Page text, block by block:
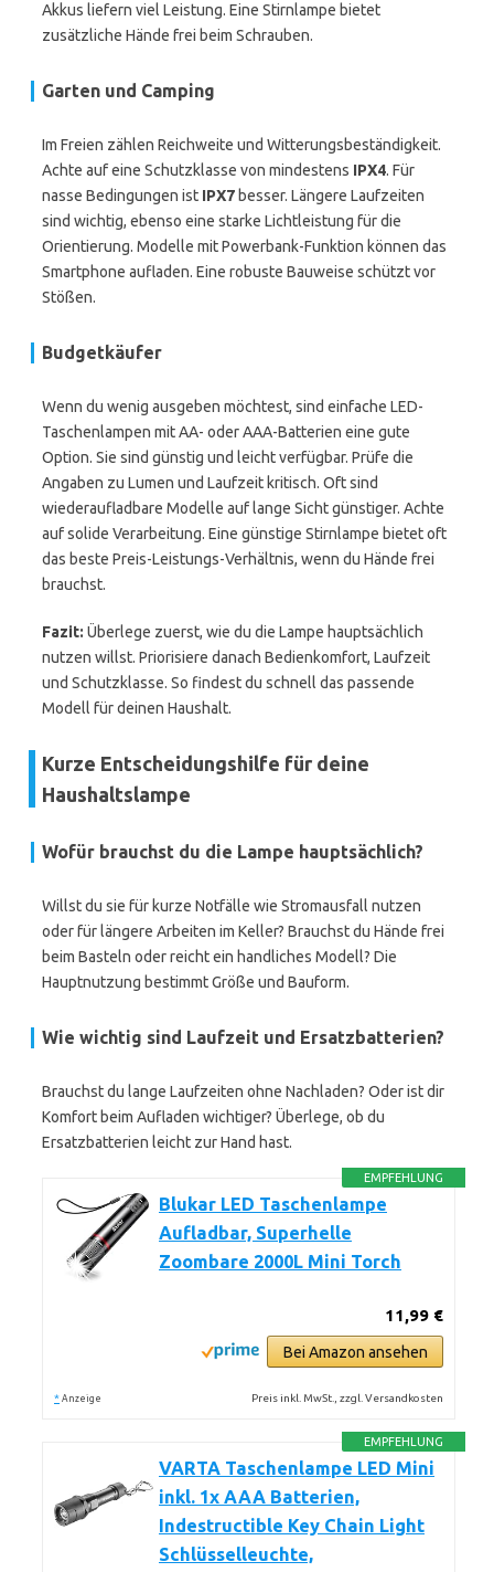
Akkus liefern viel Leistung. Eine Stirnlampe bietet
zusätzliche Hände frei beim Schrauben.
Garten und Camping
Im Freien zählen Reichweite und Witterungsbeständigkeit.
Achte auf eine Schutzklasse von mindestens IPX4. Für
nasse Bedingungen ist IPX7 besser. Längere Laufzeiten
sind wichtig, ebenso eine starke Lichtleistung für die
Orientierung. Modelle mit Powerbank-Funktion können das
Smartphone aufladen. Eine robuste Bauweise schützt vor
Stößen.
Budgetkäufer
Wenn du wenig ausgeben möchtest, sind einfache LED-
Taschenlampen mit AA- oder AAA-Batterien eine gute
Option. Sie sind günstig und leicht verfügbar. Prüfe die
Angaben zu Lumen und Laufzeit kritisch. Oft sind
wiederaufladbare Modelle auf lange Sicht günstiger. Achte
auf solide Verarbeitung. Eine günstige Stirnlampe bietet oft
das beste Preis-Leistungs-Verhältnis, wenn du Hände frei
brauchst.
Fazit: Überlege zuerst, wie du die Lampe hauptsächlich
nutzen willst. Priorisiere danach Bedienkomfort, Laufzeit
und Schutzklasse. So findest du schnell das passende
Modell für deinen Haushalt.
Kurze Entscheidungshilfe für deine
Haushaltslampe
Wofür brauchst du die Lampe hauptsächlich?
Willst du sie für kurze Notfälle wie Stromausfall nutzen
oder für längere Arbeiten im Keller? Brauchst du Hände frei
beim Basteln oder reicht ein handliches Modell? Die
Hauptnutzung bestimmt Größe und Bauform.
Wie wichtig sind Laufzeit und Ersatzbatterien?
Brauchst du lange Laufzeiten ohne Nachladen? Oder ist dir
Komfort beim Aufladen wichtiger? Überlege, ob du
Ersatzbatterien leicht zur Hand hast.
EMPFEHLUNG
Blukar LED Taschenlampe
Aufladbar, Superhelle
Zoombare 2000L Mini Torch
11,99 €
Bei Amazon ansehen
* Anzeige Preis inkl. MwSt., zzgl. Versandkosten
EMPFEHLUNG
VARTA Taschenlampe LED Mini
inkl. 1x AAA Batterien,
Indestructible Key Chain Light
Schlüsselleuchte,